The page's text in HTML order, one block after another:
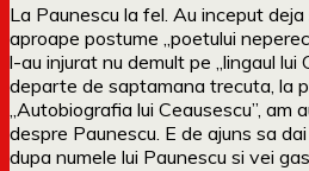
La Paunescu la fel. Au inceput
aproape postume „poetului
l-au injurat nu demult pe „lingaul lui
departe de saptamana trecuta, la
„Autobiografia lui Ceausescu”,
despre Paunescu. E de ajuns sa
dupa numele lui Paunescu si vei